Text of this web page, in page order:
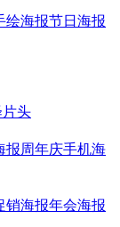
绘海报节日海报
片头
报周年庆手机海
销海报年会海报